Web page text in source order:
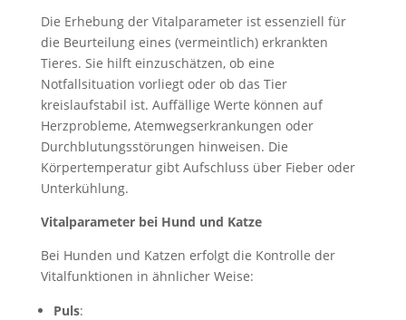
Die Erhebung der Vitalparameter ist essenziell für
die Beurteilung eines (vermeintlich) erkrankten
Tieres. Sie hilft einzuschätzen, ob eine
Notfallsituation vorliegt oder ob das Tier
kreislaufstabil ist. Auffällige Werte können auf
Herzprobleme, Atemwegserkrankungen oder
Durchblutungsstörungen hinweisen. Die
Körpertemperatur gibt Aufschluss über Fieber oder
Unterkühlung.
Vitalparameter bei Hund und Katze
Bei Hunden und Katzen erfolgt die Kontrolle der
Vitalfunktionen in ähnlicher Weise:
Puls: